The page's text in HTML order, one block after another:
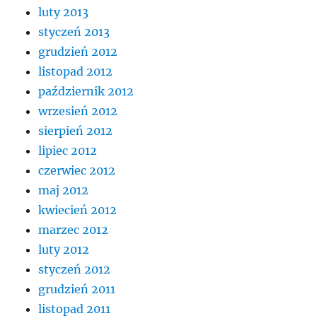
luty 2013
styczeń 2013
grudzień 2012
listopad 2012
październik 2012
wrzesień 2012
sierpień 2012
lipiec 2012
czerwiec 2012
maj 2012
kwiecień 2012
marzec 2012
luty 2012
styczeń 2012
grudzień 2011
listopad 2011